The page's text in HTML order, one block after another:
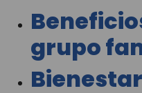
grupo